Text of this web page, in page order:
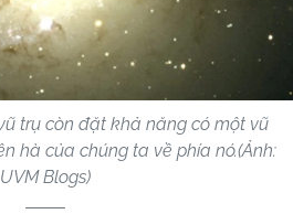
trụ còn đặt khả năng có một vũ
hà của chúng ta về phía nó.(Ảnh:
UVM Blogs)